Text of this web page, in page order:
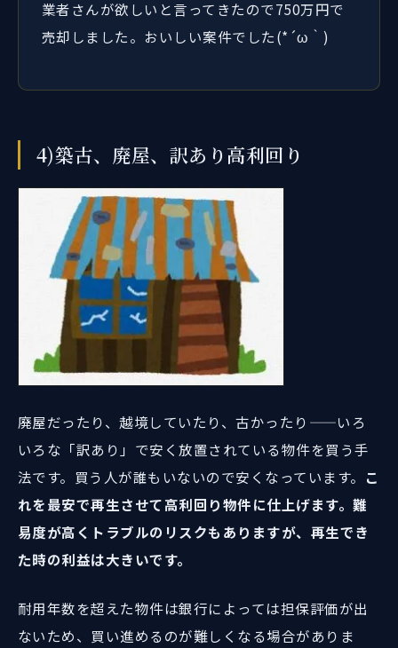
業者さんが欲しいと言ってきたので750万円で
売却しました。おいしい案件でした(*´ω｀)
4)築古、廃屋、訳あり高利回り
廃屋だったり、越境していたり、古かったり——いろ
いろな「訳あり」で安く放置されている物件を買う手
法です。買う人が誰もいないので安くなっています。 こ
れを最安で再生させて高利回り物件に仕上げます。難
易度が高くトラブルのリスクもありますが、再生でき
た時の利益は大きいです。
耐用年数を超えた物件は銀行によっては担保評価が出
ないため、買い進めるのが難しくなる場合がありま